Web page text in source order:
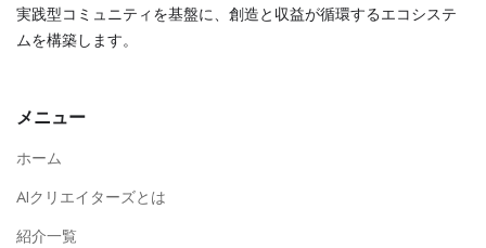
実践型コミュニティを基盤に、創造と収益が循環するエコシステ
ムを構築します。
メニュー
ホーム
AIクリエイターズとは
紹介一覧